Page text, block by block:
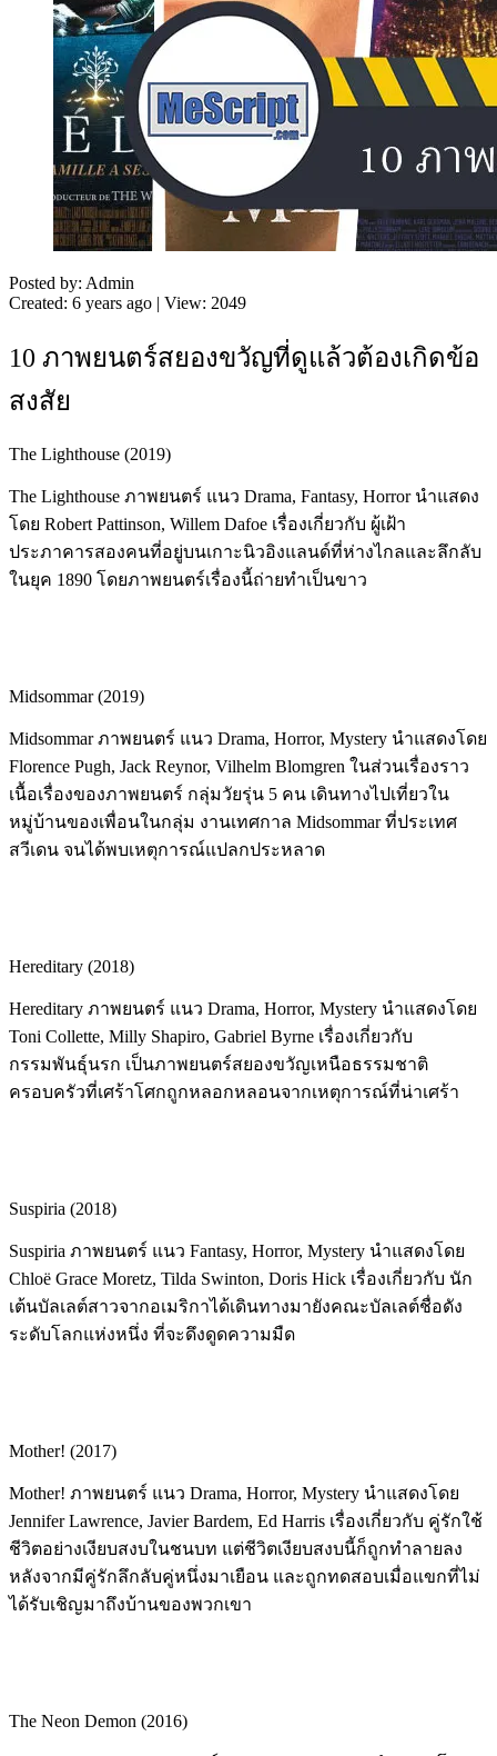
Posted by: Admin
Created: 6 years ago | View: 2049
10 ภาพยนตร์สยองขวัญที่ดูแล้วต้องเกิดข้อ
สงสัย
The Lighthouse (2019)
The Lighthouse ภาพยนตร์ แนว Drama, Fantasy, Horror นำแสดง
โดย Robert Pattinson, Willem Dafoe เรื่องเกี่ยวกับ ผู้เฝ้า
ประภาคารสองคนที่อยู่บนเกาะนิวอิงแลนด์ที่ห่างไกลและลึกลับ
ในยุค 1890 โดยภาพยนตร์เรื่องนี้ถ่ายทำเป็นขาว
Midsommar (2019)
Midsommar ภาพยนตร์ แนว Drama, Horror, Mystery นำแสดงโดย
Florence Pugh, Jack Reynor, Vilhelm Blomgren ในส่วนเรื่องราว
เนื้อเรื่องของภาพยนตร์ กลุ่มวัยรุ่น 5 คน เดินทางไปเที่ยวใน
หมู่บ้านของเพื่อนในกลุ่ม งานเทศกาล Midsommar ที่ประเทศ
สวีเดน จนได้พบเหตุการณ์แปลกประหลาด
Hereditary (2018)
Hereditary ภาพยนตร์ แนว Drama, Horror, Mystery นำแสดงโดย
Toni Collette, Milly Shapiro, Gabriel Byrne เรื่องเกี่ยวกับ
กรรมพันธุ์นรก เป็นภาพยนตร์สยองขวัญเหนือธรรมชาติ
ครอบครัวที่เศร้าโศกถูกหลอกหลอนจากเหตุการณ์ที่น่าเศร้า
Suspiria (2018)
Suspiria ภาพยนตร์ แนว Fantasy, Horror, Mystery นำแสดงโดย
Chloë Grace Moretz, Tilda Swinton, Doris Hick เรื่องเกี่ยวกับ นัก
เต้นบัลเลต์สาวจากอเมริกาได้เดินทางมายังคณะบัลเลต์ชื่อดัง
ระดับโลกแห่งหนึ่ง ที่จะดึงดูดความมืด
Mother! (2017)
Mother! ภาพยนตร์ แนว Drama, Horror, Mystery นำแสดงโดย
Jennifer Lawrence, Javier Bardem, Ed Harris เรื่องเกี่ยวกับ คู่รักใช้
ชีวิตอย่างเงียบสงบในชนบท แต่ชีวิตเงียบสงบนี้ก็ถูกทำลายลง
หลังจากมีคู่รักลึกลับคู่หนึ่งมาเยือน และถูกทดสอบเมื่อแขกที่ไม่
ได้รับเชิญมาถึงบ้านของพวกเขา
The Neon Demon (2016)